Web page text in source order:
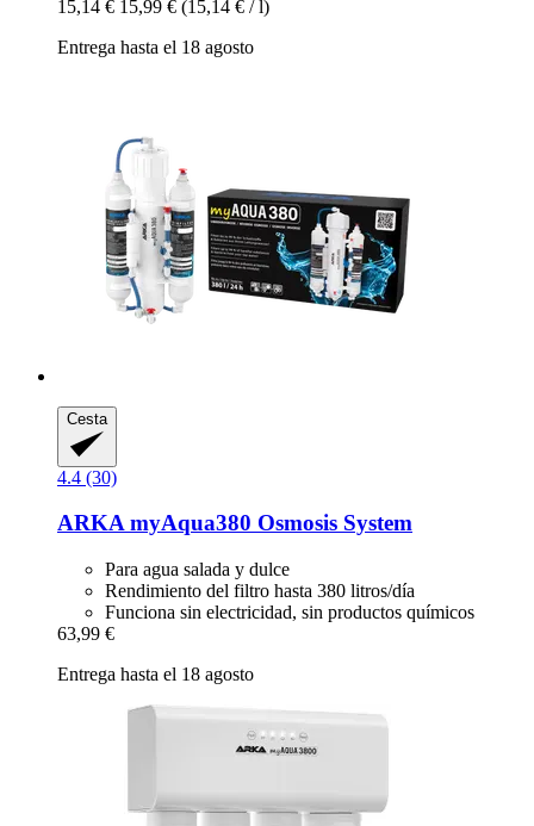
15,14 € 15,99 € (15,14 € / l)
Entrega hasta el 18 agosto
Cesta
4.4 (30)
ARKAmyAqua380 Osmosis System
Para agua salada y dulce
Rendimiento del filtro hasta 380 litros/día
Funciona sin electricidad, sin productos químicos
63,99 €
Entrega hasta el 18 agosto